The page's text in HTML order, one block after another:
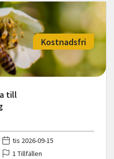
till
Kostnadsfri
tis 2026-09-15
1 Tillfällen